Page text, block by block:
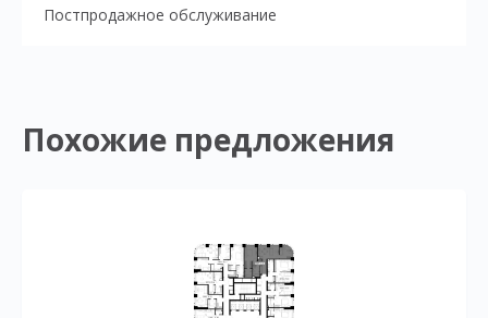
Постпродажное обслуживание
Похожие предложения